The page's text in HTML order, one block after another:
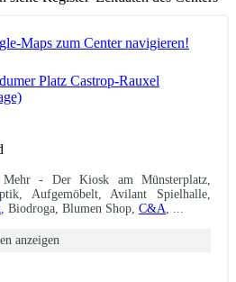
Maps zum Center navigieren!
Platz Castrop-Rauxel
- Der Kiosk am Münsterplatz,
Aufgemöbelt, Avilant Spielhalle,
, Biodroga, Blumen Shop, C&A
anzeigen